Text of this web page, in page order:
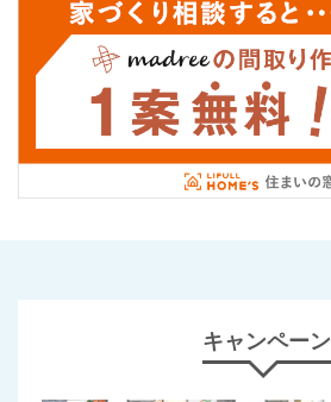
キャンペーン